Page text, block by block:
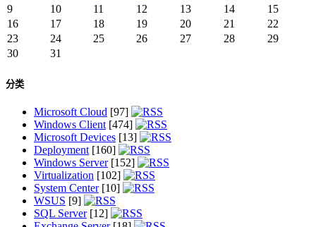
9
10 11 12 13 14
15
16
17 18 19 20 21
22
23
24 25 26 27 28
29
30
31
分类
Microsoft Cloud [97]
Windows Client[474]
Microsoft Devices [13]
Deployment[160]
Windows Server[152]
Virtualization [102]
System Center[10]
WSUS [9]
SQL Server[12]